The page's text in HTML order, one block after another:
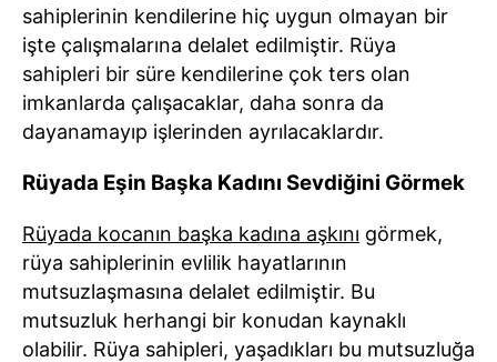
sahiplerinin kendilerine hiç uygun olmayan bir
işte çalışmalarına delalet edilmiştir. Rüya
sahipleri bir süre kendilerine çok ters olan
imkanlarda çalışacaklar, daha sonra da
dayanamayıp işlerinden ayrılacaklardır.
Rüyada Eşin Başka Kadını Sevdiğini Görmek
Rüyada kocanın başka kadına aşkını görmek,
rüya sahiplerinin evlilik hayatlarının
mutsuzlaşmasına delalet edilmiştir. Bu
mutsuzluk herhangi bir konudan kaynaklı
olabilir. Rüya sahipleri, yaşadıkları bu mutsuzluğa